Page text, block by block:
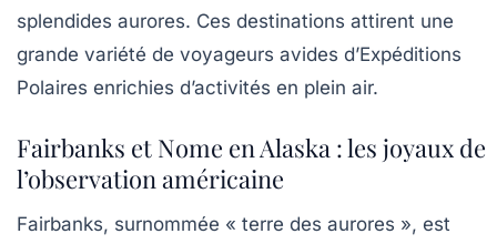
splendides aurores. Ces destinations attirent une
grande variété de voyageurs avides d’Expéditions
Polaires enrichies d’activités en plein air.
Fairbanks et Nome en Alaska : les joyaux de
l’observation américaine
Fairbanks, surnommée « terre des aurores », est